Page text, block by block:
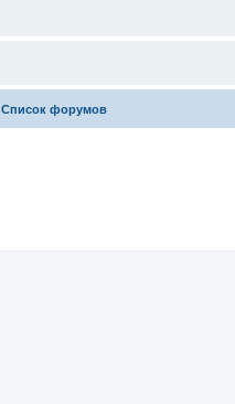
Список форумов